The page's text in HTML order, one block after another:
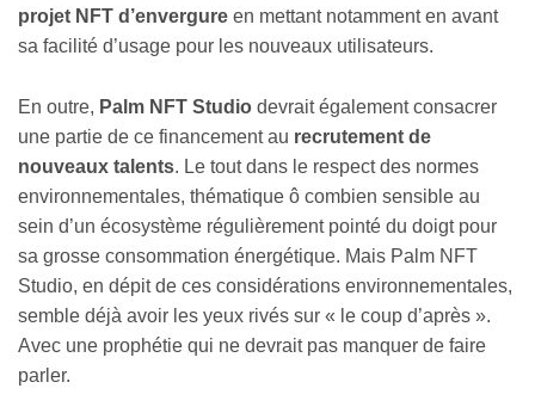
projet NFT d’envergure en mettant notamment en avant
sa facilité d’usage pour les nouveaux utilisateurs.
En outre, Palm NFT Studio devrait également consacrer
une partie de ce financement au recrutement de
nouveaux talents. Le tout dans le respect des normes
environnementales, thématique ô combien sensible au
sein d’un écosystème régulièrement pointé du doigt pour
sa grosse consommation énergétique. Mais Palm NFT
Studio, en dépit de ces considérations environnementales,
semble déjà avoir les yeux rivés sur « le coup d’après ».
Avec une prophétie qui ne devrait pas manquer de faire
parler.